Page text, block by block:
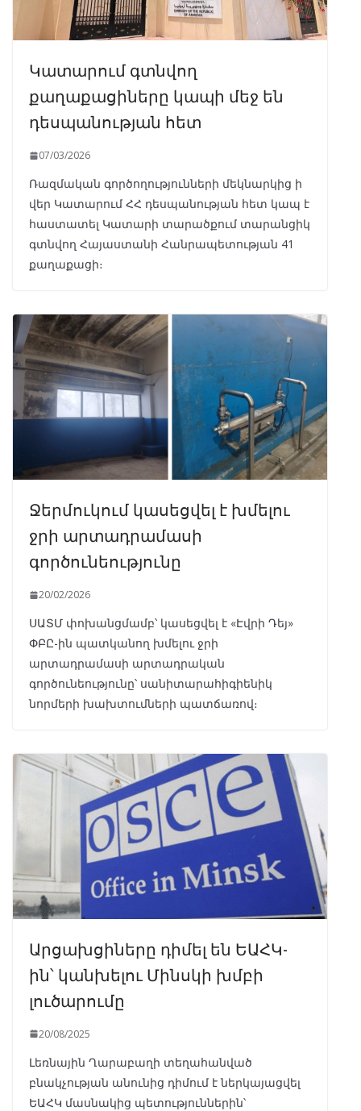
Կատարում գտնվող
քաղաքացիները կապի մեջ են
դեսպանության հետ
07/03/2026
Ռազմական գործողությունների մեկնարկից ի
վեր Կատարում ՀՀ դեսպանության հետ կապ է
հաստատել Կատարի տարածքում տարանցիկ
գտնվող Հայաստանի Հանրապետության 41
քաղաքացի։
Ջերմուկում կասեցվել է խմելու
ջրի արտադրամասի
գործունեությունը
20/02/2026
ՍԱՏՄ փոխանցմամբ՝ կասեցվել է «Էվրի Դեյ»
ՓԲԸ-ին պատկանող խմելու ջրի
արտադրամասի արտադրական
գործունեությունը՝ սանիտարահիգիենիկ
նորմերի խախտումների պատճառով։
Արցախցիները դիմել են ԵԱՀԿ-
ին՝ կանխելու Մինսկի խմբի
լուծարումը
20/08/2025
Լեռնային Ղարաբաղի տեղահանված
բնակչության անունից դիմում է ներկայացվել
ԵԱՀԿ մասնակից պետություններին՝